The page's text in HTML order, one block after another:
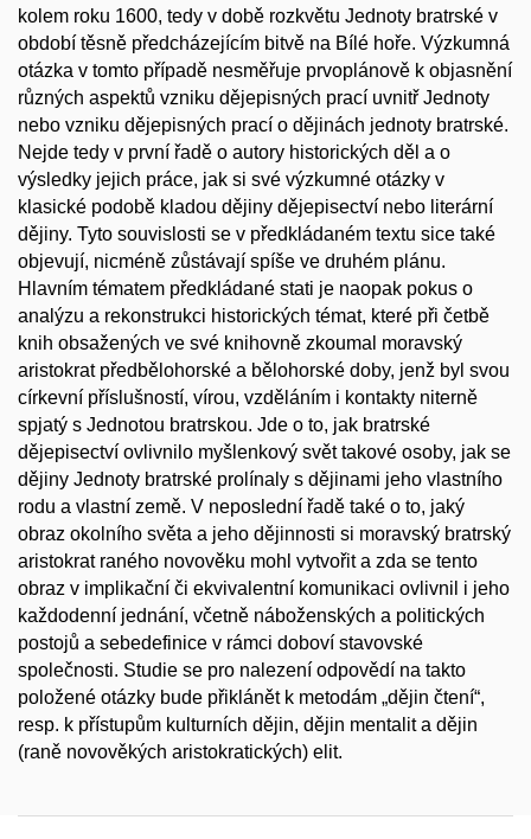
kolem roku 1600, tedy v době rozkvětu Jednoty bratrské v
období těsně předcházejícím bitvě na Bílé hoře. Výzkumná
otázka v tomto případě nesměřuje prvoplánově k objasnění
různých aspektů vzniku dějepisných prací uvnitř Jednoty
nebo vzniku dějepisných prací o dějinách jednoty bratrské.
Nejde tedy v první řadě o autory historických děl a o
výsledky jejich práce, jak si své výzkumné otázky v
klasické podobě kladou dějiny dějepisectví nebo literární
dějiny. Tyto souvislosti se v předkládaném textu sice také
objevují, nicméně zůstávají spíše ve druhém plánu.
Hlavním tématem předkládané stati je naopak pokus o
analýzu a rekonstrukci historických témat, které při četbě
knih obsažených ve své knihovně zkoumal moravský
aristokrat předbělohorské a bělohorské doby, jenž byl svou
církevní příslušností, vírou, vzděláním i kontakty niterně
spjatý s Jednotou bratrskou. Jde o to, jak bratrské
dějepisectví ovlivnilo myšlenkový svět takové osoby, jak se
dějiny Jednoty bratrské prolínaly s dějinami jeho vlastního
rodu a vlastní země. V neposlední řadě také o to, jaký
obraz okolního světa a jeho dějinnosti si moravský bratrský
aristokrat raného novověku mohl vytvořit a zda se tento
obraz v implikační či ekvivalentní komunikaci ovlivnil i jeho
každodenní jednání, včetně náboženských a politických
postojů a sebedefinice v rámci doboví stavovské
společnosti. Studie se pro nalezení odpovědí na takto
položené otázky bude přiklánět k metodám „dějin čtení“,
resp. k přístupům kulturních dějin, dějin mentalit a dějin
(raně novověkých aristokratických) elit.